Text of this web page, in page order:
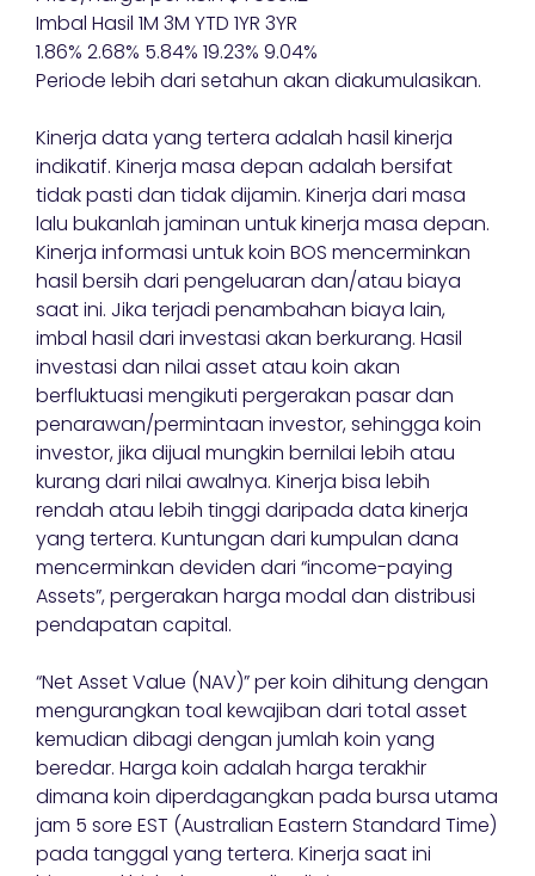
Imbal Hasil 1M 3M YTD 1YR 3YR
1.86% 2.68% 5.84% 19.23% 9.04%
Periode lebih dari setahun akan diakumulasikan.
Kinerja data yang tertera adalah hasil kinerja
indikatif. Kinerja masa depan adalah bersifat
tidak pasti dan tidak dijamin. Kinerja dari masa
lalu bukanlah jaminan untuk kinerja masa depan.
Kinerja informasi untuk koin BOS mencerminkan
hasil bersih dari pengeluaran dan/atau biaya
saat ini. Jika terjadi penambahan biaya lain,
imbal hasil dari investasi akan berkurang. Hasil
investasi dan nilai asset atau koin akan
berfluktuasi mengikuti pergerakan pasar dan
penarawan/permintaan investor, sehingga koin
investor, jika dijual mungkin bernilai lebih atau
kurang dari nilai awalnya. Kinerja bisa lebih
rendah atau lebih tinggi daripada data kinerja
yang tertera. Kuntungan dari kumpulan dana
mencerminkan deviden dari “income-paying
Assets”, pergerakan harga modal dan distribusi
pendapatan capital.
“Net Asset Value (NAV)” per koin dihitung dengan
mengurangkan toal kewajiban dari total asset
kemudian dibagi dengan jumlah koin yang
beredar. Harga koin adalah harga terakhir
dimana koin diperdagangkan pada bursa utama
jam 5 sore EST (Australian Eastern Standard Time)
pada tanggal yang tertera. Kinerja saat ini